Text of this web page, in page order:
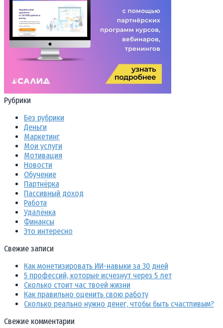
Рубрики
Без рубрики
Деньги
Маркетинг
Мои услуги
Мотивация
Новости
Обучение
Партнёрка
Пассивный доход
Работа
Удалёнка
Финансы
Это интересно
Свежие записи
Как монетизировать ИИ-навыки за 30 дней
5 профессий, которые исчезнут через 5 лет
Сколько стоит час твоей жизни
Как правильно оценить свою работу
Сколько реально нужно денег, чтобы быть счастливым?
Свежие комментарии